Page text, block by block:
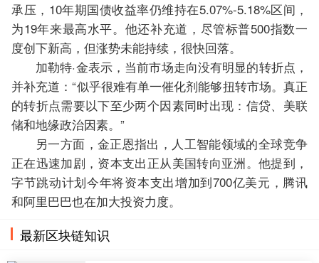
承压，10年期国债收益率仍维持在5.07%-5.18%区间，
为19年来最高水平。他还补充道，尽管标普500指数一
度创下新高，但涨势未能持续，很快回落。
加勒特·金表示，当前市场走向没有明显的转折点，
并补充道：“似乎很难有单一催化剂能够扭转市场。真正
的转折点需要以下至少两个因素同时出现：信贷、美联
储和地缘政治因素。”
另一方面，金正恩指出，人工智能领域的全球竞争
正在迅速加剧，资本支出正从美国转向亚洲。他提到，
字节跳动计划今年将资本支出增加到700亿美元，腾讯
和阿里巴巴也在加大投资力度。
最新区块链知识